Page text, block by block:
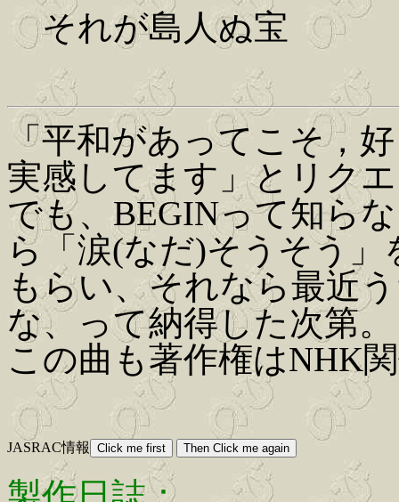
それが島人ぬ宝
「平和があってこそ，
実感してます」とリク
でも、BEGINって知ら
ら「涙(なだ)そうそう
もらい、それなら最近
な、って納得した次第。
この曲も著作権はNHK
JASRAC情報